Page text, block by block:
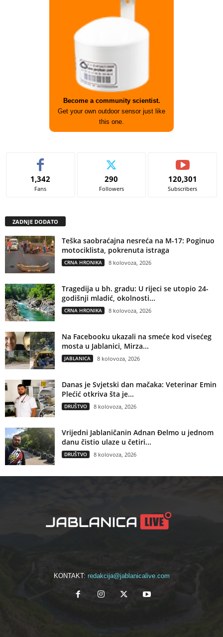
Become a community scientist.
Get your own outdoor sensor just like
this one.
1,342
Fans
290
Followers
120,301
Subscribers
ZADNJE DODATO
Teška saobraćajna nesreća na M-17: Poginuo
motociklista, pokrenuta istraga
CRNA HRONIKA 8 kolovoza, 2026
Tragedija u bh. gradu: U rijeci se utopio 24-
godišnji mladić, okolnosti...
CRNA HRONIKA 8 kolovoza, 2026
Na Facebooku ukazali na smeće kod visećeg
mosta u Jablanici, Mirza...
JABLANICA 8 kolovoza, 2026
Danas je Svjetski dan mačaka: Veterinar Emin
Plećić otkriva šta je...
DRUŠTVO 8 kolovoza, 2026
Vrijedni Jablaničanin Adnan Đelmo u jednom
danu čistio ulaze u četiri...
DRUŠTVO 8 kolovoza, 2026
KONTAKT: redakcija@jablanicalive.com